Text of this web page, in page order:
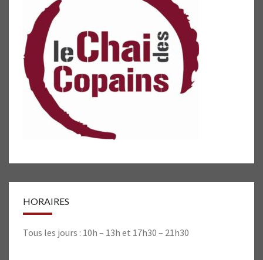
HORAIRES
Tous les jours : 10h – 13h et 17h30 – 21h30